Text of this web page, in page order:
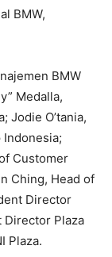
BMW,
BMW
Medalla,
Jodie O’tania,
Customer
Ching, Head of
Director
Director Plaza
Plaza.